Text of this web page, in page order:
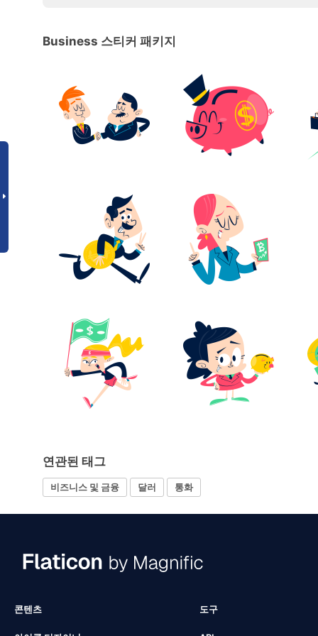
Business 스티커 패키지
연관된 태그
비즈니스 및 금융 달러 통화
콘텐츠 도구